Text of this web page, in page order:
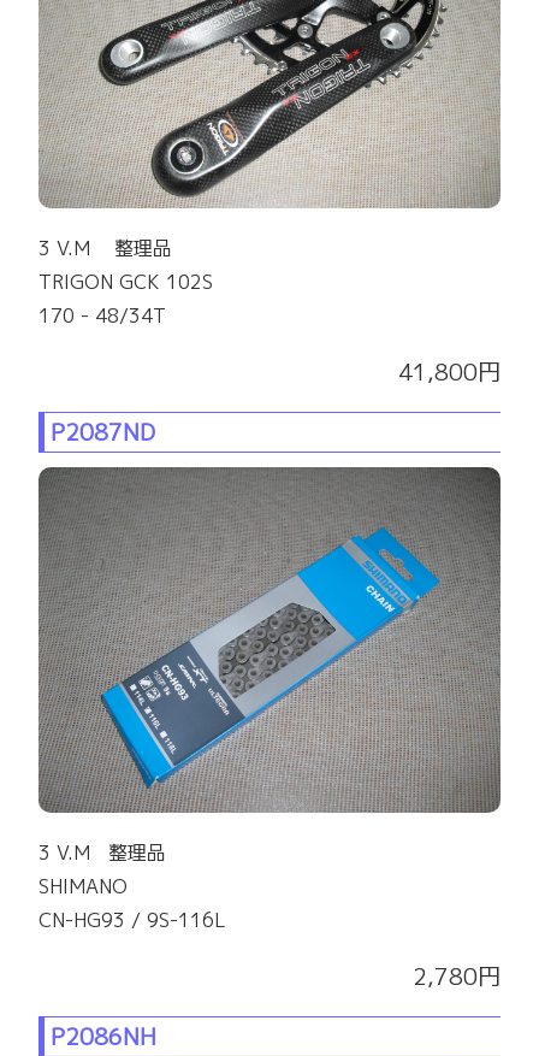
3 V.M 整理品
TRIGON GCK 102S
170 - 48/34T
41,800円
P2087ND
3 V.M 整理品
SHIMANO
CN-HG93 / 9S-116L
2,780円
P2086NH